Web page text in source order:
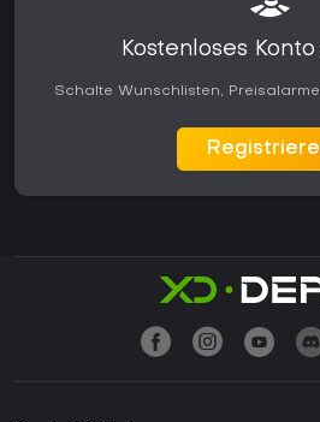
Kostenloses
Schalte Wunschlisten,